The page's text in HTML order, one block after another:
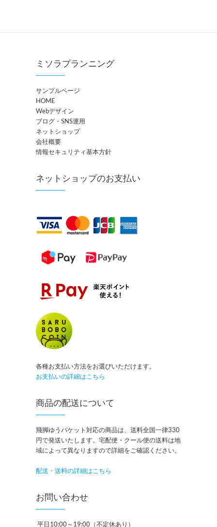
ミソラプランニング
サンプルページ
HOME
Webデザイン
ブログ・SNS運用
ネットショップ
会社概要
情報セキュリティ基本方針
ネットショップのお支払い
各種お支払い方法をお選びいただけます。
お支払いの詳細はこちら
商品の配送について
飛脚ゆうパケット対応の商品は、送料全国一律330
円で発送いたします。宅配便・クール便の送料は地
域によって異なりますので詳細をご確認ください。
配送・送料の詳細はこちら
お問い合わせ
平日10:00～19:00（不定休あり）